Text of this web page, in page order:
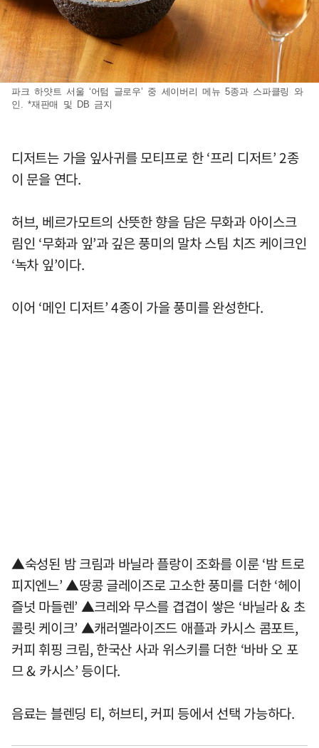
파크 하얏트 서울 ‘어텀 글로우’ 중 세이버리 메뉴 5종과 스파클링 와
인. *재판매 및 DB 금지
디저트는 가을 잎사귀를 모티프로 한 ‘프리 디저트’ 2종
이 문을 연다.
허브, 베르가모트의 산뜻한 향을 담은 무화과 아이스크
림인 ‘무화과 잎’과 깊은 풍미의 말차 스팀 치즈 케이크인
‘녹차 잎’이다.
이어 ‘메인 디저트’ 4종이 가을 풍미를 완성한다.
▲숙성된 밤 크림과 바닐라 플랑이 조화를 이룬 ‘밤 트로
피지엔느’ ▲땅콩 글레이즈로 고소한 풍미를 더한 ‘헤이
즐넛 마들렌’ ▲크레와 무스를 겹겹이 쌓은 ‘바닐라 & 초
콜릿 케이크’ ▲캐러멜라이즈드 애플과 카시스 콤포트,
커피 휘핑 크림, 한국산 사과 위스키를 더한 ‘바바 오 포
므 & 카시스’ 등이다.
음료는 블렌딩 티, 허브티, 커피 등에서 선택 가능하다.